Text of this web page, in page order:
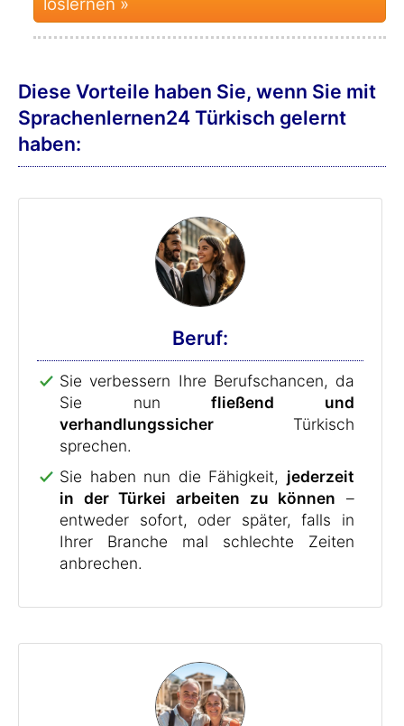
Diese Vorteile haben Sie, wenn Sie mit
Sprachenlernen24 Türkisch gelernt
haben:
Beruf:
Sie verbessern Ihre Berufschancen, da
Sie nunfließend und
verhandlungssicher Türkisch
sprechen.
Sie haben nun die Fähigkeit, jederzeit
in der Türkei arbeiten zu können –
entweder sofort, oder später, falls in
Ihrer Branche mal schlechte Zeiten
anbrechen.